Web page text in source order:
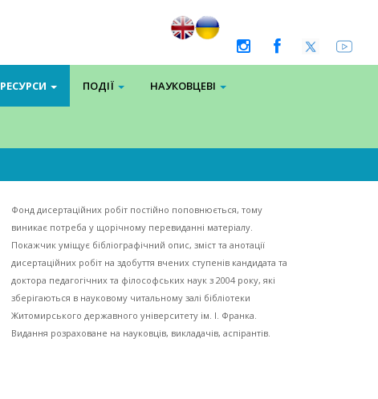
РЕСУРСИ ПОДІЇ НАУКОВЦЕВІ
Фонд дисертаційних робіт постійно поповнюється, тому
виникає потреба у щорічному перевиданні матеріалу.
Покажчик уміщує бібліографічний опис, зміст та анотації
дисертаційних робіт на здобуття вчених ступенів кандидата та
доктора педагогічних та філософських наук з 2004 року, які
зберігаються в науковому читальному залі бібліотеки
Житомирського державного університету ім. І. Франка.
Видання розраховане на науковців, викладачів, аспірантів.